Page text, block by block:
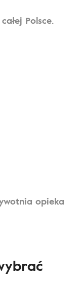
Polsce.
opieka